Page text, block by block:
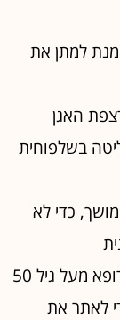
למתן את
האגן
בשלפוחית
כדי לא
ביצוע בדיקות שגרתיות אצל רופא מעל גיל 50
לאתר את